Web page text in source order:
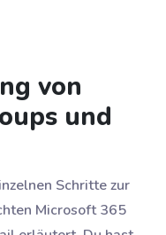
von
und
Schritte zur
Microsoft 365